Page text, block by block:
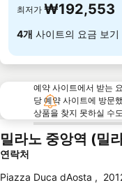
최저가 ₩192,553
4개 사이트의 요금 보기
예약 사이트에서 받는
당 예약 사이트에 방문
상품을 찾지 못하실 수
밀라노 중앙역 (밀
연락처
Piazza Duca dAosta ,